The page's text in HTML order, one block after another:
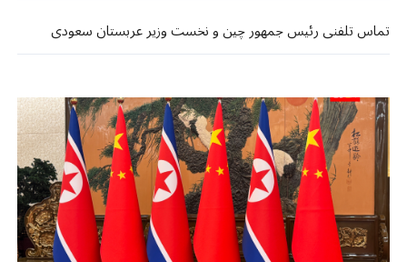
تماس تلفنی رئیس جمهور چین و نخست وزیر عربستان سعودی